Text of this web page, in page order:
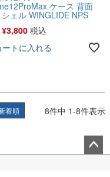
ケース 背面
ェル WINGLIDE NPS
¥3,800 税込
ートに入れる
着順 8件中 1-8件表示